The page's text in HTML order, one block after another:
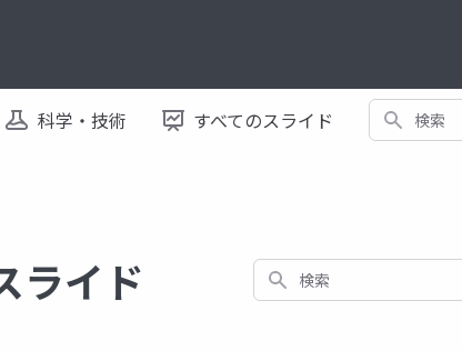
科学・技術 すべてのスライド 検索
ライド 検索